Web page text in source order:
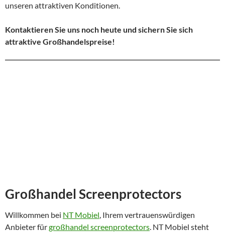
unseren attraktiven Konditionen.
Kontaktieren Sie uns noch heute und sichern Sie sich
attraktive Großhandelspreise!
Großhandel Screenprotectors
Willkommen bei NT Mobiel, Ihrem vertrauenswürdigen
Anbieter fürgroßhandel screenprotectors. NT Mobiel steht